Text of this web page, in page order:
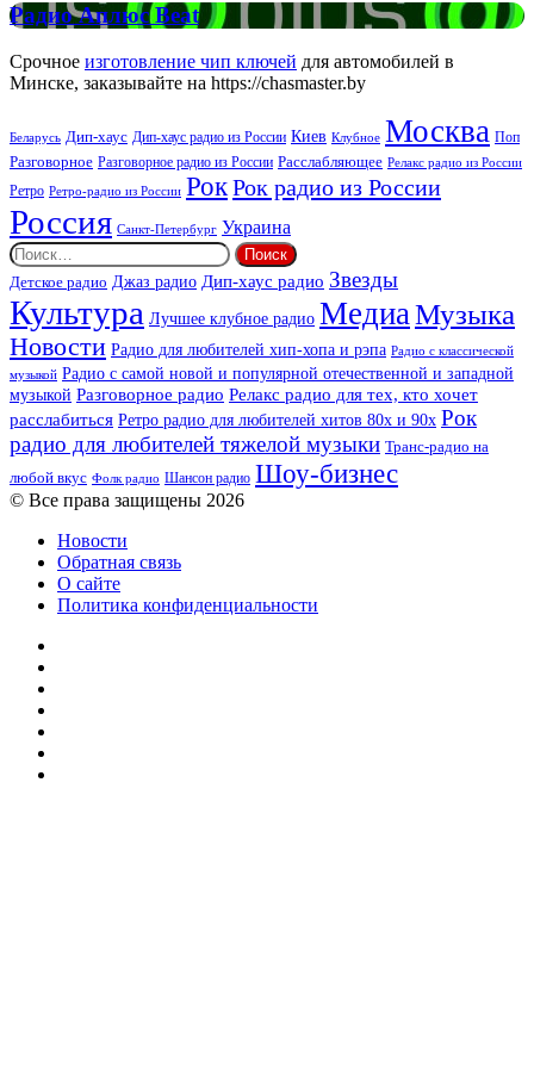
Радио
Аплюс
Beat
Радио Аплюс Beat
Срочное изготовление чип ключей для автомобилей в
Минске, заказывайте на https://chasmaster.by
Беларусь Дип-хаус Дип-хаус радио из России Киев Клубное Москва Поп
Разговорное Разговорное радио из России Расслабляющее Релакс радио из России
Ретро Ретро-радио из России РокРок радио из России
Россия Санкт-Петербург Украина
Найти:
Детское радио Джаз радио Дип-хаус радио Звезды
Культура Лучшее клубное радио МедиаМузыка
Новости Радио для любителей хип-хопа и рэпа Радио с классической
музыкой Радио с самой новой и популярной отечественной и западной
музыкой Разговорное радио Релакс радио для тех, кто хочет
расслабиться Ретро радио для любителей хитов 80х и 90х Рок
радио для любителей тяжелой музыки Транс-радио на
любой вкус Фолк радио Шансон радио Шоу-бизнес
© Все права защищены 2026
Новости
Обратная связь
О сайте
Политика конфиденциальности